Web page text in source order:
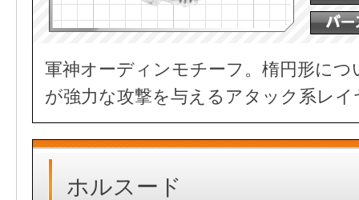
軍神オーディンモチーフ。楕円形に
が強力な攻撃を与えるアタック系レイ
ホルスード